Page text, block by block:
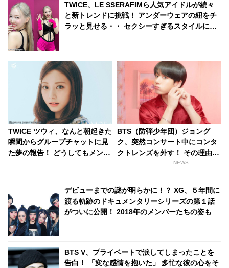
TWICE、LE SSERAFIMら人気アイドルが続々
と新トレンドに挑戦！ アンダーウェアの紐をチ
ラッと見せる・・ セクシーすぎるスタイルにフ
TWICE ツウィ、なんと朝起きた
瞬間からグループチャットに見
た夢の報告！ どうしてもメンバ
BTS（防弾少年団）ジョング
ク、突然コンサート中にコンタ
クトレンズを外す！ その理由が
素敵すぎるとファン感激
NEWS
デビューまでの謎が明らかに！？ XG、５年間に
渡る軌跡のドキュメンタリーシリーズの第１話
がついに公開！ 2018年のメンバーたちの姿も
BTS V、プライベートで涙してしまったことを
告白！ 「変な感情を抱いた」 多忙な彼の心をそ